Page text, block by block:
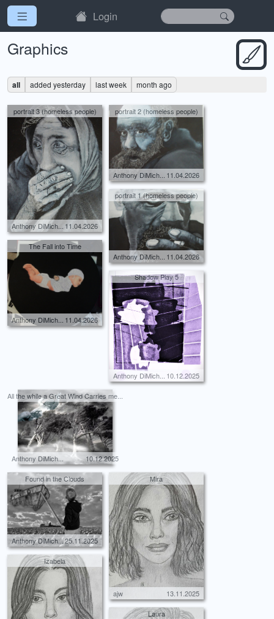
Login
Graphics
all added yesterday last week month ago
portrait 3 (homeless people)
Anthony DiMich... 11.04.2026
portrait 2 (homeless people)
Anthony DiMich... 11.04.2026
portrait 1 (homeless people)
Anthony DiMich... 11.04.2026
The Fall into Time
Anthony DiMich... 11.04.2026
Shadow Play 5
Anthony DiMich... 10.12.2025
All the while a Great Wind Carries me...
Anthony DiMich... 10.12.2025
Found in the Clouds
Anthony DiMich...25.11.2025
Mira
ajw 13.11.2025
Izabela
Laura